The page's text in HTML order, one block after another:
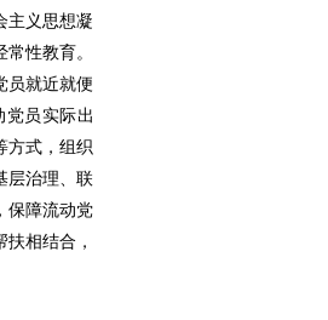
主义思想凝
性教育。
员就近就便
党员实际出
方式，组织
层治理、联
保障流动党
相结合，